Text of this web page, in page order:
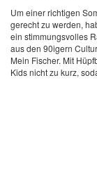
Um einer richtigen
gerecht zu werden,
ein stimmungsvolles
aus den 90igern
Mein Fischer. Mit
Kids nicht zu kurz,